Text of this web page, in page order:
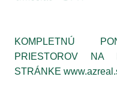
KOMPLETNÚ
PRIESTOROV NA
STRÁNKE